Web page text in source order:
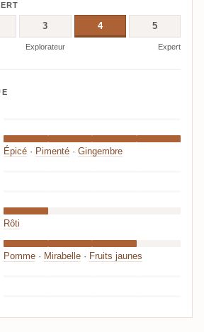
3 4 5
Explorateur Expert
Épicé · Pimenté · Gingembre
Rôti
Pomme · Mirabelle · Fruits jaunes